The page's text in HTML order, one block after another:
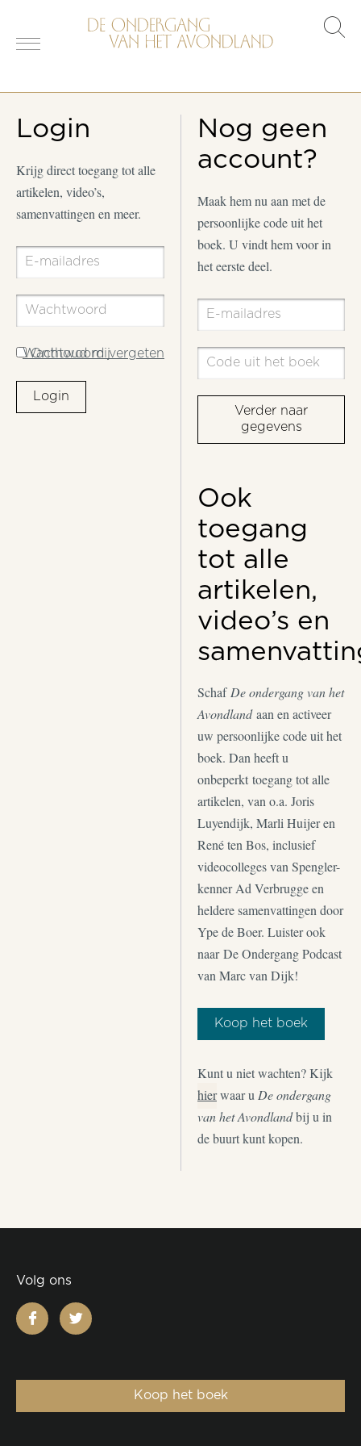
Login
Krijg direct toegang tot alle
artikelen, video’s,
samenvattingen en meer.
Wachtwoord vergeten
Onthoud mij
Login
Nog geen
account?
Maak hem nu aan met de
persoonlijke code uit het
boek. U vindt hem voor in
het eerste deel.
Verder naar
gegevens
Ook
toegang
tot alle
artikelen,
video’s en
Schaf De ondergang van het
Avondlandaan en activeer
uw persoonlijke code uit het
boek. Dan heeft u
onbeperkt toegang tot alle
artikelen, van o.a. Joris
Luyendijk, Marli Huijer en
René ten Bos, inclusief
videocolleges van Spengler-
kenner Ad Verbrugge en
heldere samenvattingen door
Ype de Boer. Luister ook
naar De Ondergang Podcast
van Marc van Dijk!
Koop het boek
Kunt u niet wachten? Kijk
hierwaar u De ondergang
van het Avondlandbij u in
de buurt kunt kopen.
Volg ons
facebooktwitter
Koop het boek